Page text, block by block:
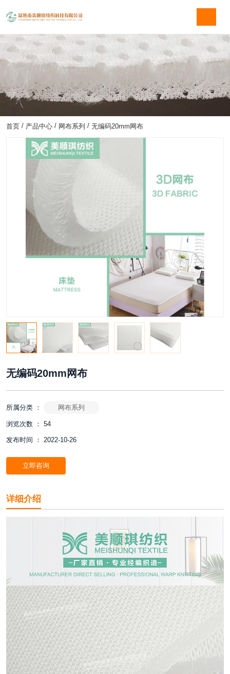
首页 / 产品中心 / 网布系列 / 无编码20mm网布
无编码20mm网布
所属分类 ： 网布系列
浏览次数 ： 54
发布时间 ： 2022-10-26
立即咨询
详细介绍